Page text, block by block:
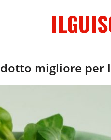
migliore per